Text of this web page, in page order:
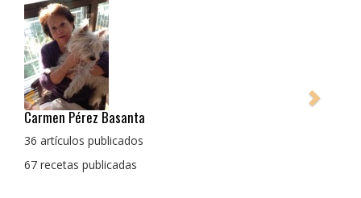
Pedro Manuel Collado Cruz
La cocina para mi es producto bien tratado sin
con un toque diferente